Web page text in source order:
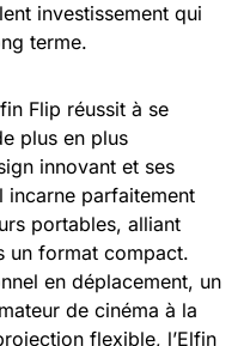
investissement qui
terme.
Flip réussit à se
plus en plus
innovant et ses
incarne parfaitement
portables, alliant
un format compact.
en déplacement, un
de cinéma à la
flexible, l’Elfin